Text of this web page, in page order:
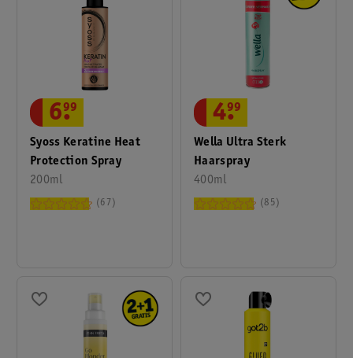
Syoss Keratine Heat
Protection Spray
200ml
6.
99
67
Wella Ultra Sterk
Haarspray
400ml
4.
99
85